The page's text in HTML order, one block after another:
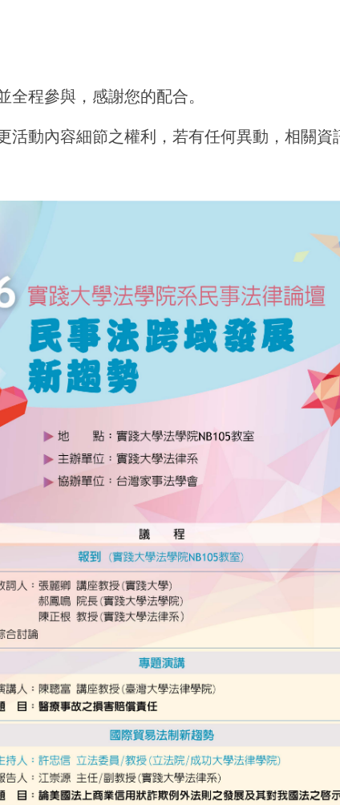
程參與，感謝您的配合。
動內容細節之權利，若有任何異動，相關資